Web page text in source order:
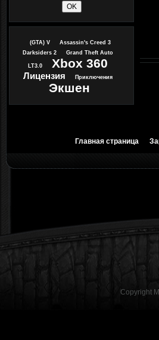
(GTA) V
Assassin's Creed 3
Darksiders 2
Grand Theft Auto
LT3.0 Xbox 360
Лицензия Приключения
Экшен
Главная страница
Copyright